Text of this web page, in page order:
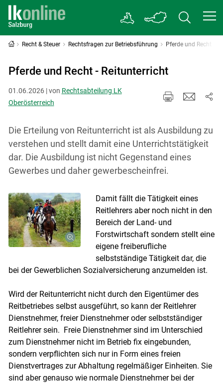
Skip to main content
Recht & Steuer Rechtsfragen zur Betriebsführung Pferde und Recht
Pferde und Recht - Reitunterricht
01.06.2026 | von Rechtsabteilung LK
Oberösterreich
Die Erteilung von Reitunterricht ist als Ausbildung zu
verstehen und stellt damit eine Unterrichtstätigkeit
dar. Die Ausbildung ist nicht Gegenstand eines
Gewerbes und daher gewerbescheinfrei.
Damit fällt die Tätigkeit eines
Reitlehrers aber noch nicht in den
Bereich der Land- und
Forstwirtschaft sondern stellt eine
eigene freiberufliche
selbstständige Tätigkeit dar, die
bei der Gewerblichen Sozialversicherung anzumelden ist.
Wird der Reitunterricht nicht durch den Eigentümer des
Reitbetriebes selbst ausgeführt, so kann der Reitlehrer
Dienstnehmer, freier Dienstnehmer oder selbstständiger
Reitlehrer sein. Freie Dienstnehmer sind im Unterschied
zum Dienstnehmer nicht im Betrieb fix eingebunden,
sondern verpflichten sich nur in Form eines freien
Dienstvertrages zur Abhaltung regelmäßiger Einheiten. Sie
sind aber genauso wie normale Dienstnehmer bei der